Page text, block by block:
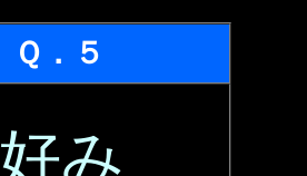
Ｑ．５
好み